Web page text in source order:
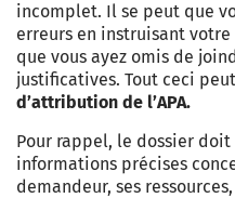
incomplet. Il se peut que
erreurs en instruisant votre
que vous ayez omis de
justificatives. Tout ceci peut
d’attribution de l’APA.
Pour rappel, le dossier
informations précises
demandeur, ses